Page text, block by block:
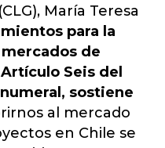
María Teresa
para la
de
Seis del
sostiene
al mercado
en Chile se